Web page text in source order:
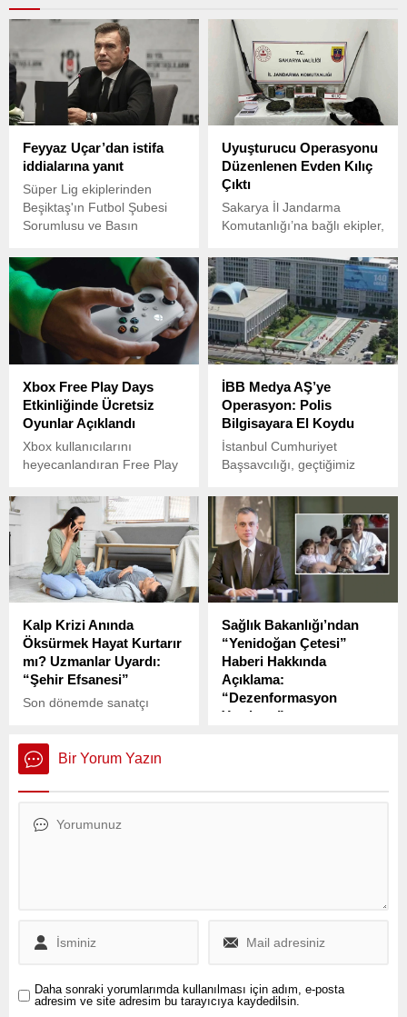
Feyyaz Uçar’dan istifa
iddialarına yanıt
Süper Lig ekiplerinden
Beşiktaş'ın Futbol Şubesi
Sorumlusu ve Basın
ayrılık iddiaları sonrasında
sosyal medya hesabından
paylaşımda bulundu.
Uyuşturucu Operasyonu
Düzenlenen Evden Kılıç
Çıktı
Sakarya İl Jandarma
Komutanlığı’na bağlı ekipler,
ve uyuşturucu ile mücadele
kapsamında H.A. (60) isimli
şahsın ikametgahına
operasyon düzenledi.
Xbox Free Play Days
Etkinliğinde Ücretsiz
Oyunlar Açıklandı
Xbox kullanıcılarını
heyecanlandıran Free Play
13-16 Haziran tarihleri
arasında Game Pass
abonelerine özel üç oyun
ücretsiz olacak.
İBB Medya AŞ’ye
Operasyon: Polis
Bilgisayara El Koydu
İstanbul Cumhuriyet
Başsavcılığı, geçtiğimiz
Belediyesi (İBB) bağlı
Medya AŞ’nin ihaleleriyle
ilgili soruşturma başlattı.
Kalp Krizi Anında
Öksürmek Hayat Kurtarır
mı? Uzmanlar Uyardı:
“Şehir Efsanesi”
Son dönemde sanatçı
yaşamını yitirmesi ve TBMM
Başkanvekili Sırrı Süreyya
Önder’in kalp rahatsızlıkları
kaybetmesiyle birlikte, halk
Sağlık Bakanlığı’ndan
“Yenidoğan Çetesi”
Haberi Hakkında
Açıklama:
“Dezenformasyon
Yapılıyor”
ve Maximilian Popp
Bir Yorum Yazın
Daha sonraki yorumlarımda kullanılması için adım, e-posta
adresim ve site adresim bu tarayıcıya kaydedilsin.